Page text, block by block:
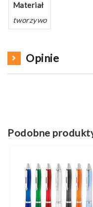
Materiał
tworzywo
Opinie
Podobne